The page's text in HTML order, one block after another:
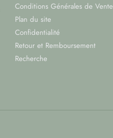
Conditions Générales de Vente
Plan du site
Confidentialité
Retour et Remboursement
Recherche